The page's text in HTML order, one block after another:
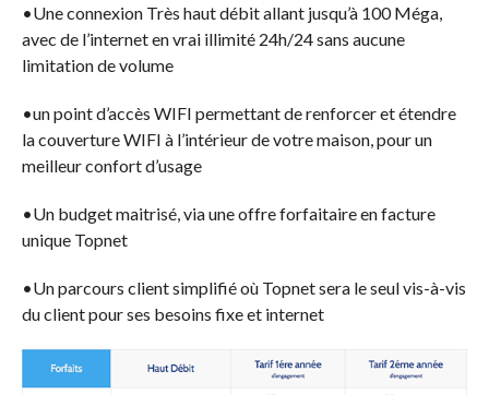
•Une connexion Très haut débit allant jusqu’à 100 Méga,
avec de l’internet en vrai illimité 24h/24 sans aucune
limitation de volume
•un point d’accès WIFI permettant de renforcer et étendre
la couverture WIFI à l’intérieur de votre maison, pour un
meilleur confort d’usage
•Un budget maitrisé, via une offre forfaitaire en facture
unique Topnet
•Un parcours client simplifié où Topnet sera le seul vis-à-vis
du client pour ses besoins fixe et internet